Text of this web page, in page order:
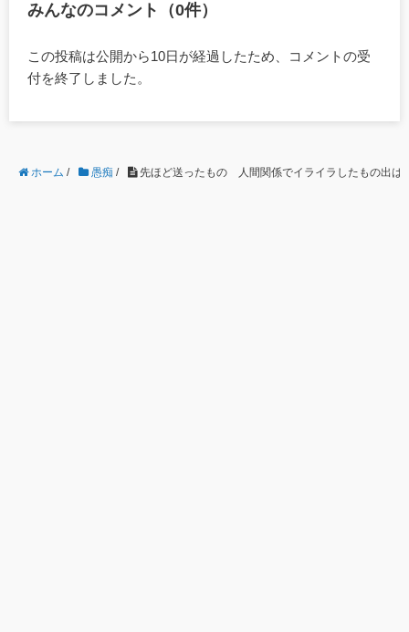
みんなのコメント（0件）
この投稿は公開から10日が経過したため、コメントの受
付を終了しました。
ホーム / 愚痴 / 先ほど送ったもの 人間関係でイライラしたもの出は